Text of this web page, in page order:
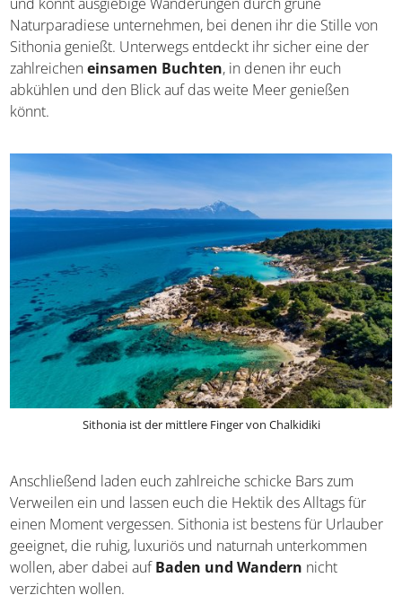
und könnt ausgiebige Wanderungen durch grüne
Naturparadiese unternehmen, bei denen ihr die Stille von
Sithonia genießt. Unterwegs entdeckt ihr sicher eine der
zahlreicheneinsamen Buchten, in denen ihr euch
abkühlen und den Blick auf das weite Meer genießen
könnt.
Sithonia ist der mittlere Finger von Chalkidiki
Anschließend laden euch zahlreiche schicke Bars zum
Verweilen ein und lassen euch die Hektik des Alltags für
einen Moment vergessen. Sithonia ist bestens für
Urlauber geeignet, die ruhig, luxuriös und naturnah
unterkommen wollen, aber dabei aufBaden und
Wandern nicht verzichten wollen.